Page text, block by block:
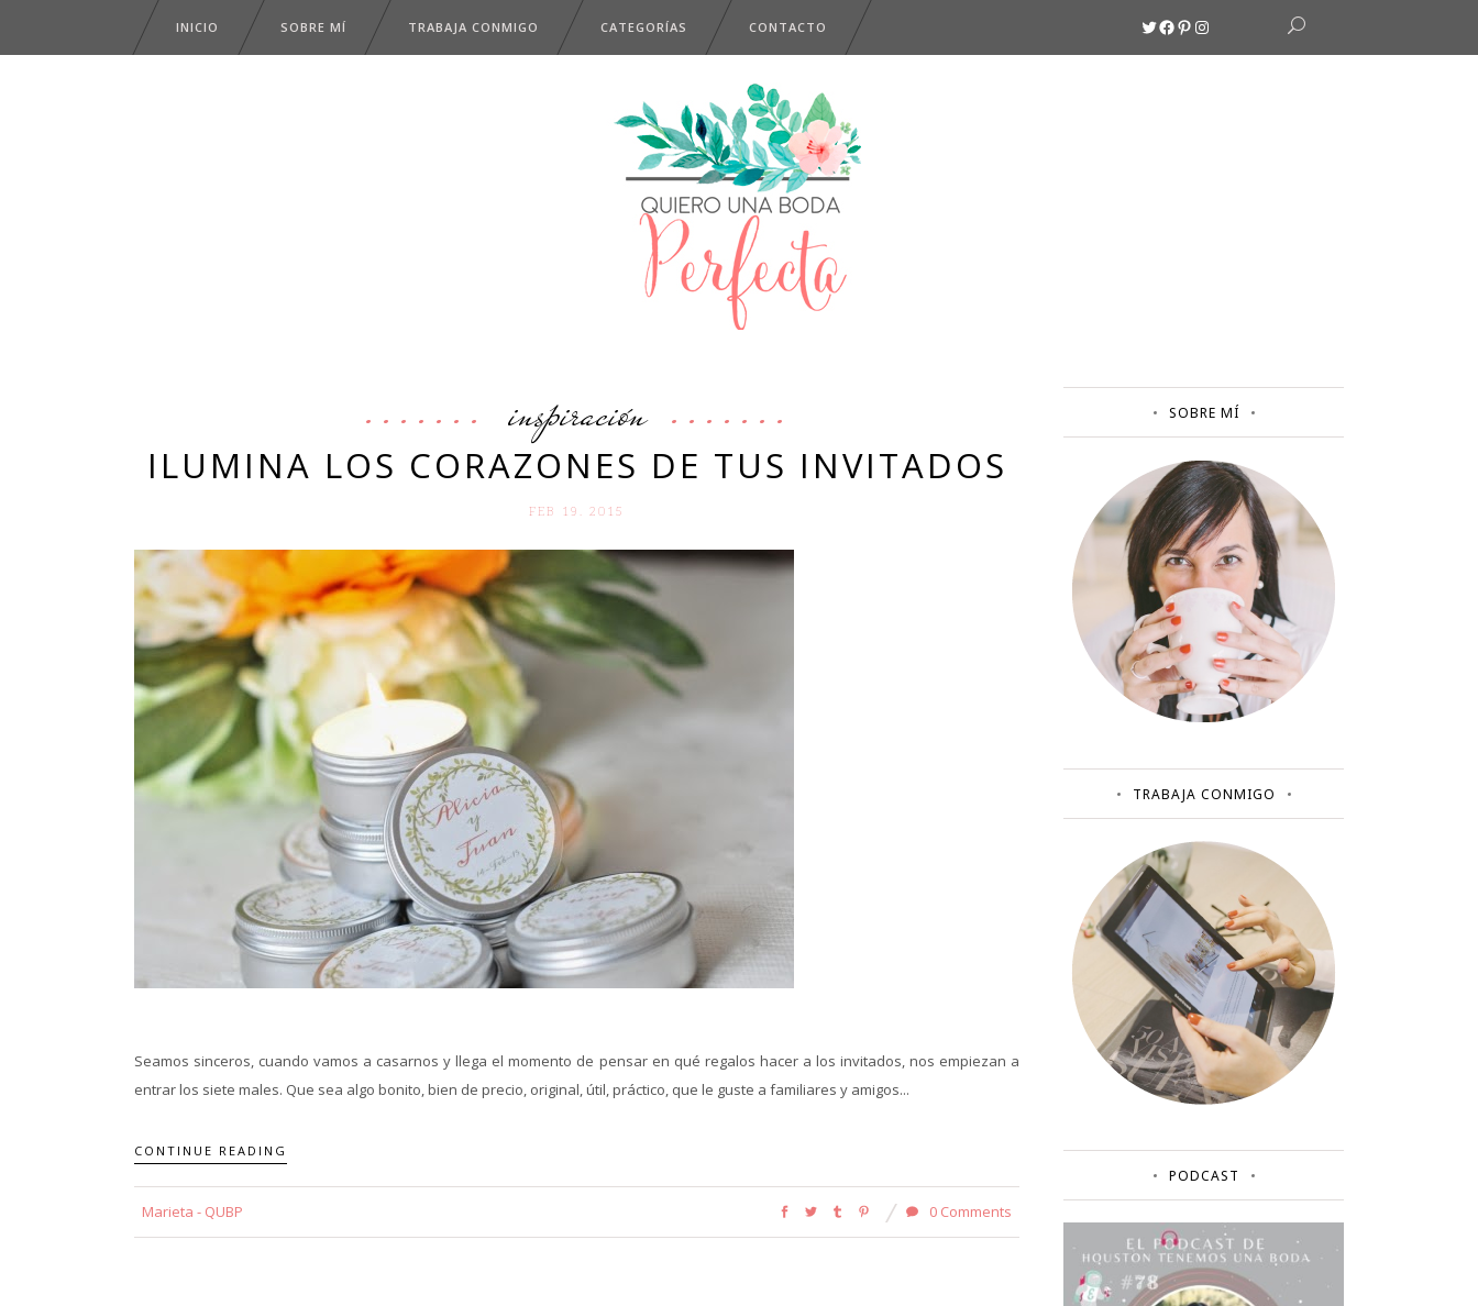
INICIO SOBRE MÍ TRABAJA CONMIGO CATEGORÍAS CONTACTO Twitter
Facebook
Pinterest
Instagram
inspiración
ILUMINA LOS CORAZONES DE TUS INVITADOS
FEB 19. 2015
Seamos sinceros, cuando vamos a casarnos y llega el momento de pensar en qué regalos hacer a los invitados, nos empiezan a
entrar los siete males. Que sea algo bonito, bien de precio, original, útil, práctico, que le guste a familiares y amigos...
CONTINUE READING
Marieta - QUBP 0 Comments
SOBRE MÍ
TRABAJA CONMIGO
PODCAST